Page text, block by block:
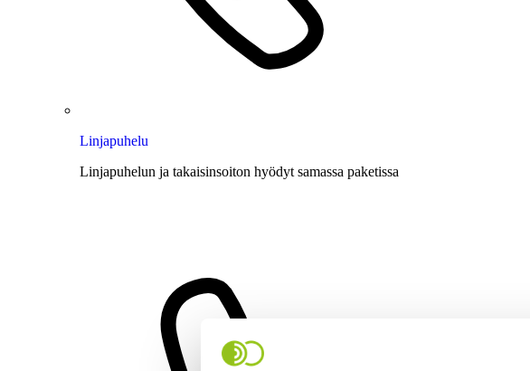
Linjapuhelu
Linjapuhelun ja takaisinsoiton hyödyt samassa paketissa